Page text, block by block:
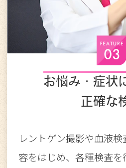
お悩み・症状
正確な
レントゲン撮影や血液
容をはじめ、各種検査